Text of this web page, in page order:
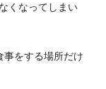
くなってしまい
事をする場所だけ